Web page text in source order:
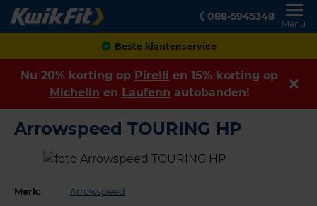
088-5945348
Menu
Beste klantenservice
Nu 20% korting op Pirelli en 15% korting op
Michelin en Laufenn autobanden!
Arrowspeed TOURING HP
Merk: Arrowspeed